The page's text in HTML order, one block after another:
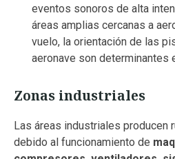
eventos sonoros de alta
áreas amplias cercanas a
vuelo, la orientación de las
aeronave son determinantes
Zonas industriales
Las áreas industriales producen
debido al funcionamiento de